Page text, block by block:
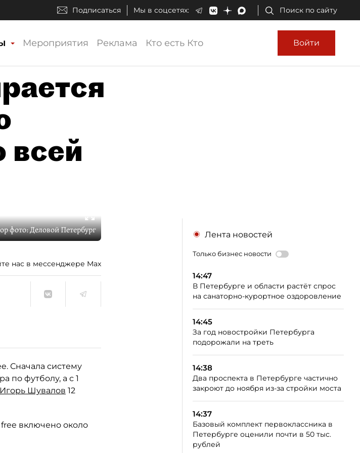
Подписаться Мы в соцсетях: Поиск по сайту
Мероприятия Реклама Кто есть Кто Войти
всей
фото:Деловой Петербург
нас в мессенджере Max
Сначала систему
по футболу, а с 1
Игорь Шувалов 12
включено около
Лента новостей
Только бизнес новости
14:47
В Петербурге и области растёт спрос
на санаторно-курортное оздоровление
14:45
За год новостройки Петербурга
подорожали на треть
14:38
Два проспекта в Петербурге частично
закроют до ноября из-за стройки моста
14:37
Базовый комплект первоклассника в
Петербурге оценили почти в 50 тыс.
рублей